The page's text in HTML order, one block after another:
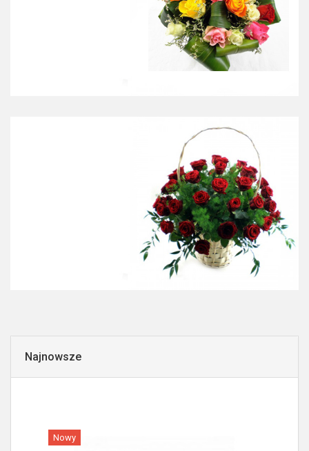
Najnowsze
Nowy